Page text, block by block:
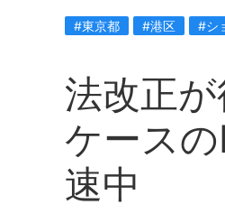
#東京都 #港区 #シ
法改正
ケース
速中